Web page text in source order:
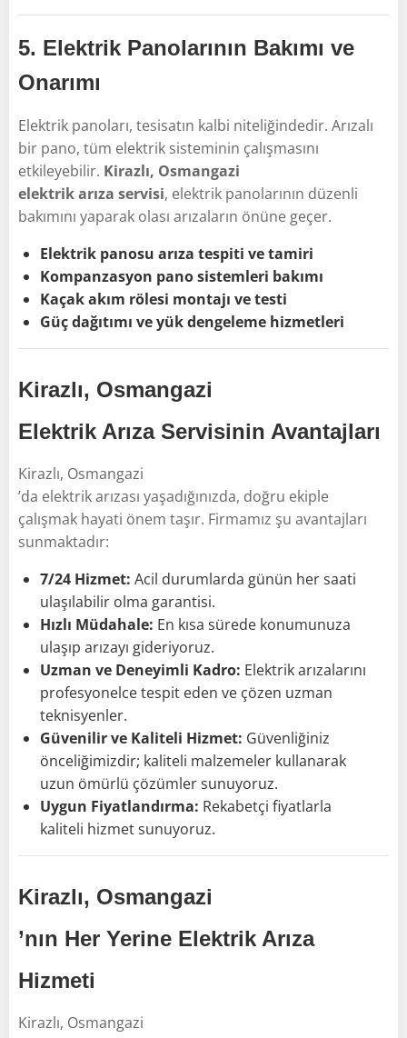
5. Elektrik Panolarının Bakımı ve
Onarımı
Elektrik panoları, tesisatın kalbi niteliğindedir. Arızalı
bir pano, tüm elektrik sisteminin çalışmasını
etkileyebilir. Kirazlı, Osmangazi
elektrik arıza servisi, elektrik panolarının düzenli
bakımını yaparak olası arızaların önüne geçer.
Elektrik panosu arıza tespiti ve tamiri
Kompanzasyon pano sistemleri bakımı
Kaçak akım rölesi montajı ve testi
Güç dağıtımı ve yük dengeleme hizmetleri
Kirazlı, Osmangazi
Elektrik Arıza Servisinin Avantajları
Kirazlı, Osmangazi
’da elektrik arızası yaşadığınızda, doğru ekiple
çalışmak hayati önem taşır. Firmamız şu avantajları
sunmaktadır:
7/24 Hizmet: Acil durumlarda günün her saati
ulaşılabilir olma garantisi.
Hızlı Müdahale: En kısa sürede konumunuza
ulaşıp arızayı gideriyoruz.
Uzman ve Deneyimli Kadro: Elektrik arızalarını
profesyonelce tespit eden ve çözen uzman
teknisyenler.
Güvenilir ve Kaliteli Hizmet: Güvenliğiniz
önceliğimizdir; kaliteli malzemeler kullanarak
uzun ömürlü çözümler sunuyoruz.
Uygun Fiyatlandırma: Rekabetçi fiyatlarla
kaliteli hizmet sunuyoruz.
Kirazlı, Osmangazi
’nın Her Yerine Elektrik Arıza
Hizmeti
Kirazlı, Osmangazi